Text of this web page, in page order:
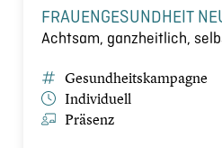
FRAUENGESUNDHEIT
Achtsam, ganzheitlich,
Gesundheitskampagne
Individuell
Präsenz